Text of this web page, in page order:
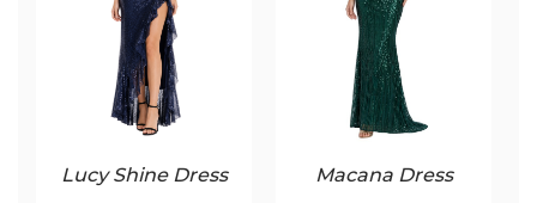
Lucy Shine Dress Macana Dress